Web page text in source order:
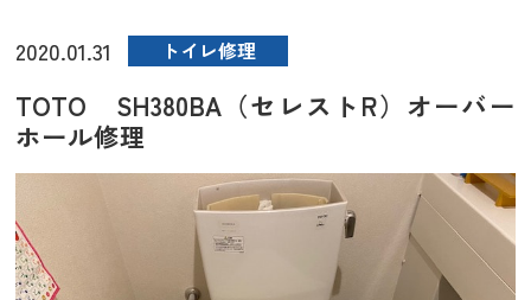
2020.01.31 トイレ修理
TOTO SH380BA（セレストR）オーバー
ホール修理